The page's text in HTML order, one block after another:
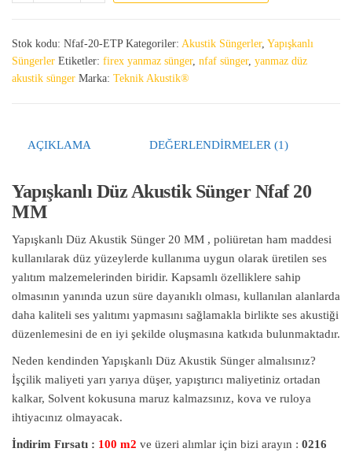
Stok kodu: Nfaf-20-ETP Kategoriler: Akustik Süngerler, Yapışkanlı
Süngerler Etiketler: firex yanmaz sünger, nfaf sünger, yanmaz düz
akustik sünger Marka: Teknik Akustik®
AÇIKLAMA DEĞERLENDIRMELER (1)
Yapışkanlı Düz Akustik Sünger Nfaf 20
MM
Yapışkanlı Düz Akustik Sünger 20 MM , poliüretan ham maddesi
kullanılarak düz yüzeylerde kullanıma uygun olarak üretilen ses
yalıtım malzemelerinden biridir. Kapsamlı özelliklere sahip
olmasının yanında uzun süre dayanıklı olması, kullanılan alanlarda
daha kaliteli ses yalıtımı yapmasını sağlamakla birlikte ses akustiği
düzenlemesini de en iyi şekilde oluşmasına katkıda bulunmaktadır.
Neden kendinden Yapışkanlı Düz Akustik Sünger almalısınız?
İşçilik maliyeti yarı yarıya düşer, yapıştırıcı maliyetiniz ortadan
kalkar, Solvent kokusuna maruz kalmazsınız, kova ve ruloya
ihtiyacınız olmayacak.
İndirim Fırsatı : 100 m2 ve üzeri alımlar için bizi arayın : 0216